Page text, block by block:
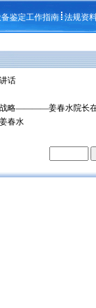
鉴定工作指南 法规资
话
战略————姜春水院长
春水